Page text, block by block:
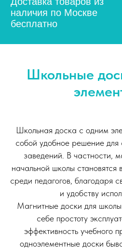
Школьные
Школьная доска с одним
собой удобное решение для
заведений. В частности,
начальной школы становятся
среди педагогов, благодаря
и удобству
Магнитные доски для
себе простоту
эффективность учебного
одноэлементные доски